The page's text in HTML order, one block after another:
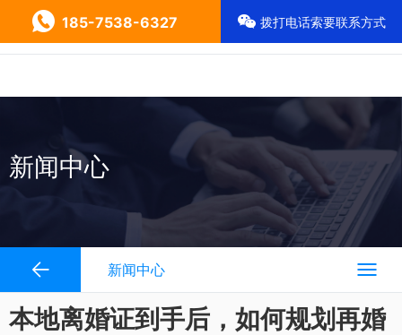
新闻中心
新闻中心
本地离婚证到手后，如何规划再婚
185-7538-6327 拨打电话索要联系方式